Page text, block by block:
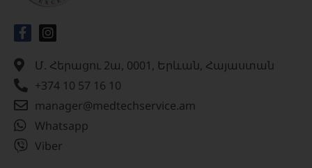
Մ. Հերացու 2ա, 0001, Երևան, Հայաստան
+374 10 57 16 10
manager@medtechservice.am
Whatsapp
Viber